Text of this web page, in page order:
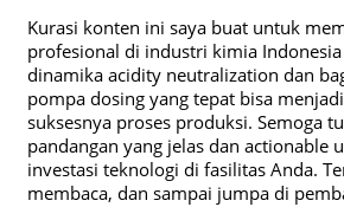
Kurasi konten ini saya buat untuk
profesional di industri kimia
dinamika acidity neutralization dan
pompa dosing yang tepat bisa
suksesnya proses produksi. Semoga
pandangan yang jelas dan actionable
investasi teknologi di fasilitas Anda.
membaca, dan sampai jumpa di